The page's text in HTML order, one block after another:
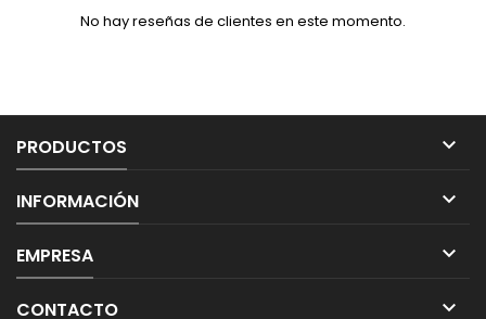
No hay reseñas de clientes en este momento.
PRODUCTOS 
INFORMACIÓN 
EMPRESA 
CONTACTO 